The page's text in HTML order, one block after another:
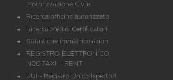
Motorizzazione Civile
Ricerca officine autorizzate
Ricerca Medici Certificatori
Statistiche immatricolazioni
REGISTRO ELETTRONICO
NCC TAXI – RENT
RUI - Registro Unico Ispettori